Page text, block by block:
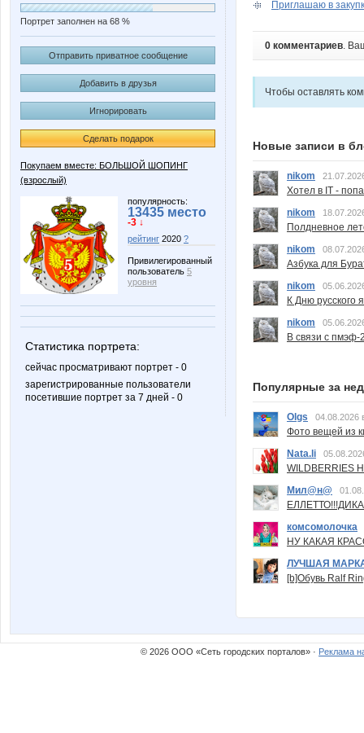
Портрет заполнен на 68 %
Отправить приватное сообщение
Добавить в друзья
Игнорировать
Сделать подарок
Покупаем вместе: БОЛЬШОЙ ШОПИНГ
(взрослый)
популярность:
13435 место
-3 ↓
рейтинг 2020 ?
Привилегированный
пользователь 5
уровня
Статистика портрета:
сейчас просматривают портрет - 0
зарегистрированные пользователи
посетившие портрет за 7 дней - 0
Приглашаю в
0 комментариев.
Чтобы оставлять
Новые записи в
nikom
Хотел в IT -
nikom
Полдневное
nikom
Азбука для
nikom
К Дню русского
nikom
В связи с пмэф-
Популярные за
Olgs 04.08.2026
Фото вещей из
Nata.li
Мил@н@
комсомолочка
НУ КАКАЯ
ЛУЧШАЯ
[b]Обувь Ralf
© 2026 ООО «Сеть городских порталов» · Реклама